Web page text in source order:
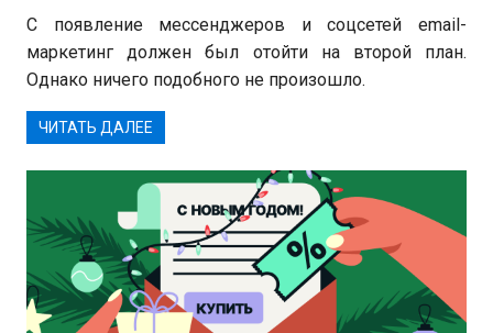
С появление мессенджеров и соцсетей email-
маркетинг должен был отойти на второй план.
Однако ничего подобного не произошло.
ЧИТАТЬ ДАЛЕЕ